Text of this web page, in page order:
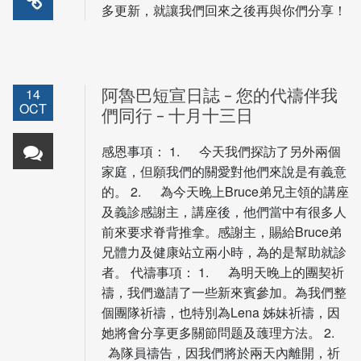
多更新，就讓我們回來之後再與你們分享！
14
OCT
阿魯巴短宣日誌 – 您的代禱伴我
們同行 – 十月十三日
感恩事項： 1. 今天我們探訪了另外兩個
家庭，但願我們的關愛對他們來說是有義意
的。 2. 為今天晚上Bruce弟兄主領的講座
及義診感謝主，講座後，他們當中有很多人
前來要求脊背推拿。感謝主，賜給Bruce弟
兄體力及健康站立兩小時，為的是幫助就診
者。 代禱事項： 1. 為明天晚上的團契祈
禱，我們邀請了一些新來賓參加。為我們整
個團隊祈禱，也特別為Lena 姊妹祈禱，因
她將會分享更多關節問题及䕶理方法。 2.
為隊員禱告，因我們將於兩天內離開，祈